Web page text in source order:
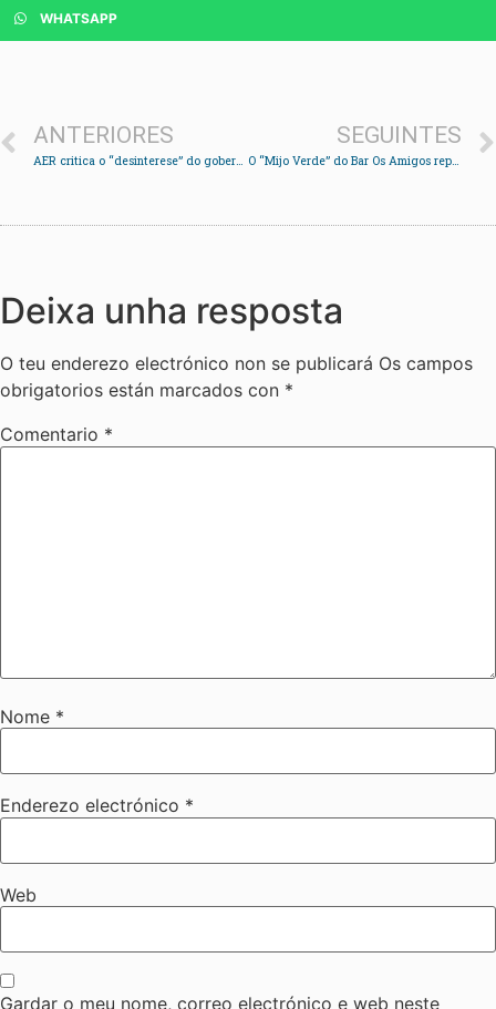
WHATSAPP
ANTERIORES
AER critica o “desinterese” do goberno local na mellora do proceso de elección do Persoeiro do ano
SEGUINTES
O “Mijo Verde” do Bar Os Amigos representará a Redondela na final do concurso VindeTapas
Deixa unha resposta
O teu enderezo electrónico non se publicará Os campos
obrigatorios están marcados con *
Comentario *
Nome *
Enderezo electrónico *
Web
Gardar o meu nome, correo electrónico e web neste